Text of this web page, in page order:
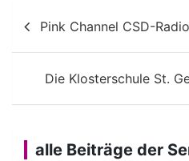
Pink Channel CSD-
Die Klosterschule St.
alle Beiträge der